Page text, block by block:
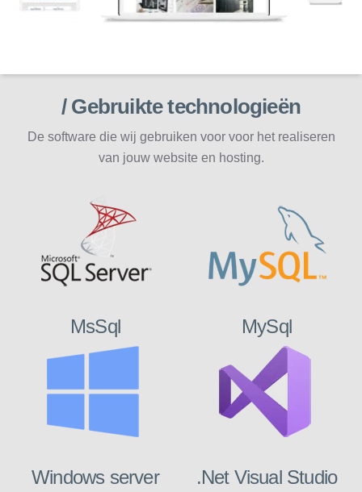
/ Gebruikte technologieën
De software die wij gebruiken voor voor het realiseren
van jouw website en hosting.
MsSql MySql
Windows server .Net Visual Studio